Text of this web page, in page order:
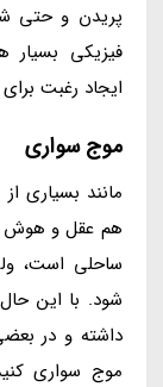
پریدن و حتی
فیزیکی بسیار
ایجاد رغبت
موج سواری
مانند بسیاری
هم عقل و هوش
ساحلی است،
شود. با این
داشته و در